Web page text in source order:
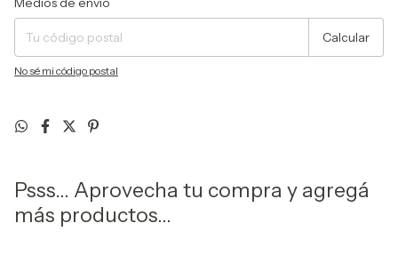
Calcular
No sé mi código postal
Psss... Aprovecha tu compra y agregá
más productos...